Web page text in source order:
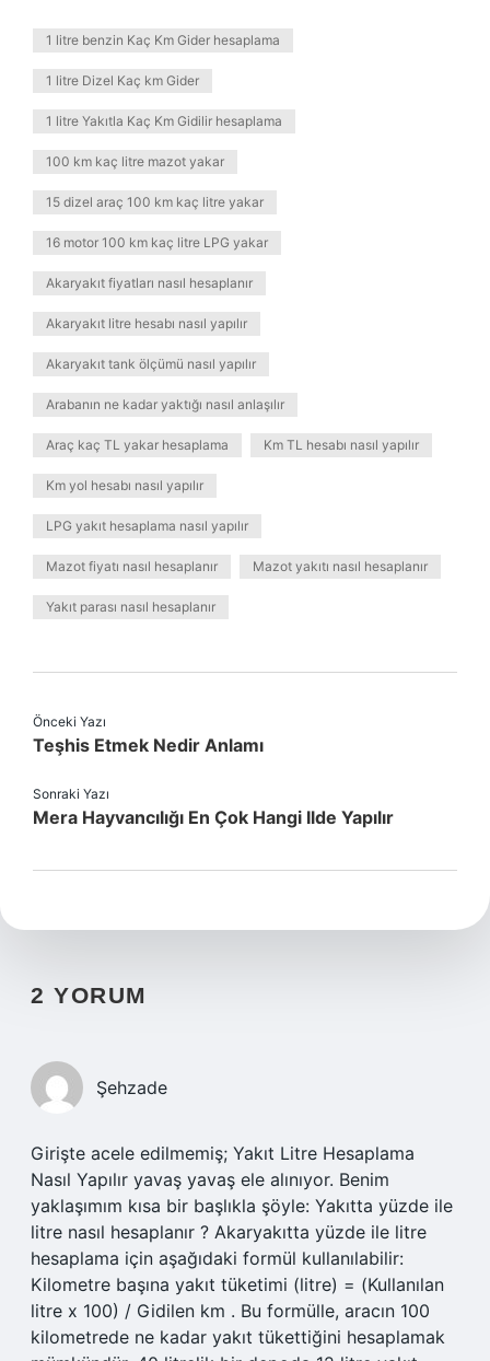
1 litre benzin Kaç Km Gider hesaplama
1 litre Dizel Kaç km Gider
1 litre Yakıtla Kaç Km Gidilir hesaplama
100 km kaç litre mazot yakar
15 dizel araç 100 km kaç litre yakar
16 motor 100 km kaç litre LPG yakar
Akaryakıt fiyatları nasıl hesaplanır
Akaryakıt litre hesabı nasıl yapılır
Akaryakıt tank ölçümü nasıl yapılır
Arabanın ne kadar yaktığı nasıl anlaşılır
Araç kaç TL yakar hesaplama Km TL hesabı nasıl yapılır
Km yol hesabı nasıl yapılır
LPG yakıt hesaplama nasıl yapılır
Mazot fiyatı nasıl hesaplanır Mazot yakıtı nasıl hesaplanır
Yakıt parası nasıl hesaplanır
Önceki Yazı
Teşhis Etmek Nedir Anlamı
Sonraki Yazı
Mera Hayvancılığı En Çok Hangi Ilde Yapılır
2 YORUM
Şehzade
Girişte acele edilmemiş; Yakıt Litre Hesaplama
Nasıl Yapılır yavaş yavaş ele alınıyor. Benim
yaklaşımım kısa bir başlıkla şöyle: Yakıtta yüzde ile
litre nasıl hesaplanır ? Akaryakıtta yüzde ile litre
hesaplama için aşağıdaki formül kullanılabilir:
Kilometre başına yakıt tüketimi (litre) = (Kullanılan
litre x 100) / Gidilen km . Bu formülle, aracın 100
kilometrede ne kadar yakıt tükettiğini hesaplamak